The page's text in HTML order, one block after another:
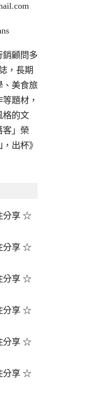
銷顧問多
，長期
、美食旅
題材，
格的文
客」榮
出杯》
分享 ☆
分享 ☆
分享 ☆
分享 ☆
分享 ☆
分享 ☆